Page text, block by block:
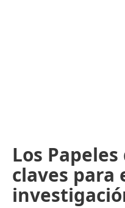
Los
claves para